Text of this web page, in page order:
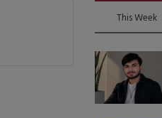
This Week